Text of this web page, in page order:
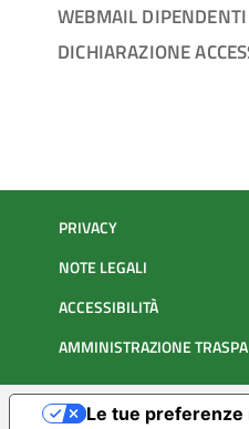
WEBMAIL DIPENDENTI
DICHIARAZIONE
PRIVACY
NOTE LEGALI
ACCESSIBILITÀ
AMMINISTRAZIONE
Le tue preferenze